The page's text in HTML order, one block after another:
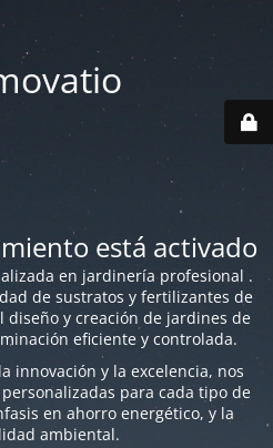
está activado
en jardinería profesional .
de sustratos y fertilizantes de
y creación de jardines de
eficiente y controlada.
innovación y la excelencia, nos
para cada tipo de
en ahorro energético, y la
ambiental.